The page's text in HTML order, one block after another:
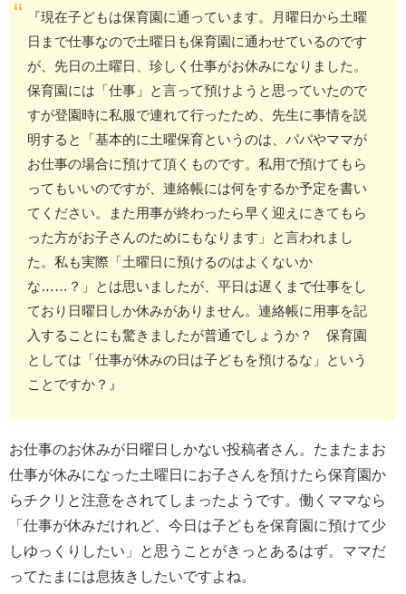
『現在子どもは保育園に通っています。月曜日から土曜
日まで仕事なので土曜日も保育園に通わせているのです
が、先日の土曜日、珍しく仕事がお休みになりました。
保育園には「仕事」と言って預けようと思っていたので
すが登園時に私服で連れて行ったため、先生に事情を説
明すると「基本的に土曜保育というのは、パパやママが
お仕事の場合に預けて頂くものです。私用で預けてもら
ってもいいのですが、連絡帳には何をするか予定を書い
てください。また用事が終わったら早く迎えにきてもら
った方がお子さんのためにもなります」と言われまし
た。私も実際「土曜日に預けるのはよくないか
な……？」とは思いましたが、平日は遅くまで仕事をし
ており日曜日しか休みがありません。連絡帳に用事を記
入することにも驚きましたが普通でしょうか？ 保育園
としては「仕事が休みの日は子どもを預けるな」という
ことですか？』
お仕事のお休みが日曜日しかない投稿者さん。たまたまお
仕事が休みになった土曜日にお子さんを預けたら保育園か
らチクリと注意をされてしまったようです。働くママなら
「仕事が休みだけれど、今日は子どもを保育園に預けて少
しゆっくりしたい」と思うことがきっとあるはず。ママだ
ってたまには息抜きしたいですよね。